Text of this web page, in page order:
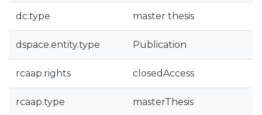
dc.type master thesis
dspace.entity.type Publication
rcaap.rights closedAccess
rcaap.type masterThesis